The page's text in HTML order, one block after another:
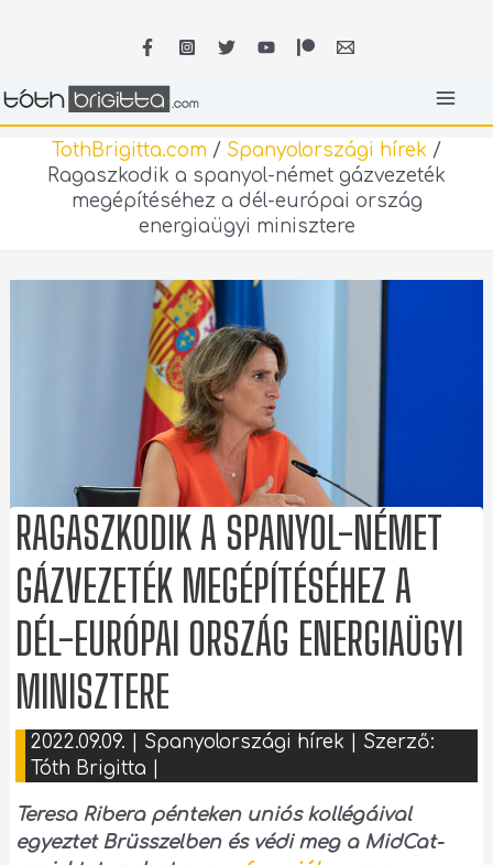
TothBrigitta.com / Spanyolországi hírek /
Ragaszkodik a spanyol-német gázvezeték
megépítéséhez a dél-európai ország
energiaügyi minisztere
RAGASZKODIK A SPANYOL-NÉMET
GÁZVEZETÉK MEGÉPÍTÉSÉHEZ A
DÉL-EURÓPAI ORSZÁG ENERGIAÜGYI
MINISZTERE
2022.09.09. Spanyolországi hírek | Szerző:
Tóth Brigitta
Teresa Ribera pénteken uniós kollégáival
egyeztet Brüsszelben és védi meg a MidCat-